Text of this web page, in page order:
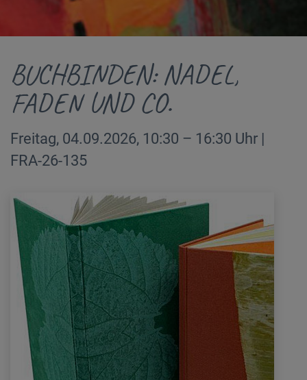
BUCHBINDEN: NADEL,
FADEN UND CO.
Freitag, 04.09.2026, 10:30 – 16:30 Uhr |
FRA-26-135